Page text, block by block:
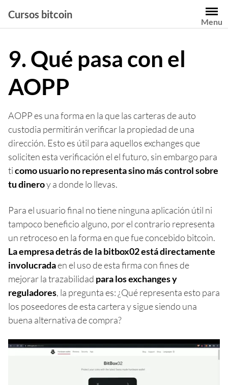
contenido
Cursos bitcoin
Menu
9. Qué pasa con el
AOPP
AOPP es una forma en la que las carteras de auto
custodia permitirán verificar la propiedad de una
dirección. Esto es útil para aquellos exchanges que
soliciten esta verificación el el futuro, sin embargo para
ticomo usuario no representa sino más control sobre
tu dineroy a donde lo llevas.
Para el usuario final no tiene ninguna aplicación útil ni
tampoco beneficio alguno, por el contrario representa
un retroceso en la forma en que fue concebido bitcoin.
La empresa detrás de la bitbox02 está directamente
involucradaen el uso de esta firma con fines de
mejorar la trazabilidad para los exchanges y
reguladores, la pregunta es: ¿Qué representa esto para
los poseedores de esta cartera y sigue siendo una
buena alternativa de compra?